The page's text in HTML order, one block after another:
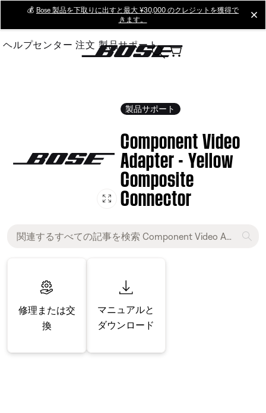
Main
💰 Bose 製品を下取りに出すと最大 ¥30,000 のクレジットを獲得で
きます。
ヘルプセンター 注文 製品サポート
製品サポート
Component Video
Adapter - Yellow
Composite
Connector
修理または交
換
マニュアルと
ダウンロード